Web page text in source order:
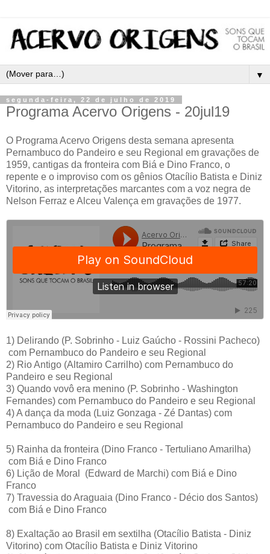
▼
segunda-feira, 22 de julho de 2019
Programa Acervo Origens - 20jul19
O Programa Acervo Origens desta semana apresenta
Pernambuco do Pandeiro e seu Regional em gravações de
1959, cantigas da fronteira com Biá e Dino Franco, o
repente e o improviso com os gênios Otacílio Batista e Diniz
Vitorino, as interpretações marcantes com a voz negra de
Nelson Ferraz e Alceu Valença em gravações de 1977.
1) Delirando (P. Sobrinho - Luiz Gaúcho - Rossini Pacheco)
com Pernambuco do Pandeiro e seu Regional
2) Rio Antigo (Altamiro Carrilho) com Pernambuco do
Pandeiro e seu Regional
3) Quando vovô era menino (P. Sobrinho - Washington
Fernandes) com Pernambuco do Pandeiro e seu Regional
4)A dança da moda (Luiz Gonzaga - Zé Dantas) com
Pernambuco do Pandeiro e seu Regional
5) Rainha da fronteira (Dino Franco - Tertuliano Amarilha)
com Biá e Dino Franco
6) Lição de Moral (Edward de Marchi) com Biá e Dino
Franco
7) Travessia do Araguaia (Dino Franco - Décio dos Santos)
com Biá e Dino Franco
8) Exaltação ao Brasil em sextilha (Otacílio Batista - Diniz
Vitorino) com Otacílio Batista e Diniz Vitorino